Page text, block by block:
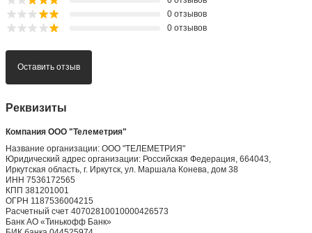
0 отзывов
0 отзывов
Оставить отзыв
Реквизиты
Компания ООО "Телеметрия"
Название организации: ООО "ТЕЛЕМЕТРИЯ"
Юридический адрес организации: Российская Федерация, 664043,
Иркутская область, г. Иркутск, ул. Маршала Конева, дом 38
ИНН 7536172565
КПП 381201001
ОГРН 1187536004215
Расчетный счет 40702810010000426573
Банк АО «Тинькофф Банк»